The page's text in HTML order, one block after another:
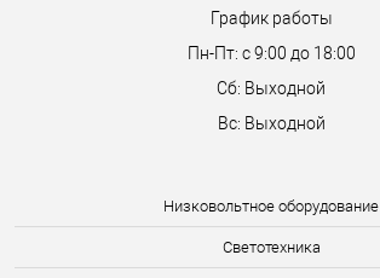
Низковольтное оборудование
Светотехника
График работы
Пн-Пт: с 9:00 до 18:00
Сб: Выходной
Вс: Выходной